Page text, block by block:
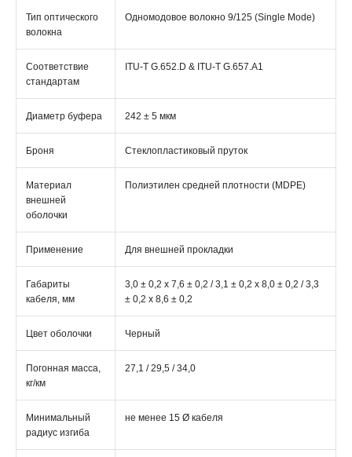
Тип оптического
волокна
Одномодовое волокно 9/125 (Single Mode)
Соответствие
стандартам
ITU-T G.652.D & ITU-T G.657.A1
Диаметр буфера 242 ± 5 мкм
Броня Стеклопластиковый пруток
Материал
внешней
оболочки
Полиэтилен средней плотности (MDPE)
Применение Для внешней прокладки
Габариты
кабеля, мм
3,0 ± 0,2 х 7,6 ± 0,2 / 3,1 ± 0,2 х 8,0 ± 0,2 / 3,3
± 0,2 х 8,6 ± 0,2
Цвет оболочки Черный
Погонная масса,
кг/км
27,1 / 29,5 / 34,0
Минимальный
радиус изгиба
не менее 15 Ø кабеля